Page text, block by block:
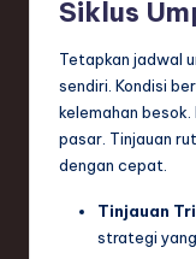
Siklus
Tetapkan jadwal
sendiri. Kondisi
kelemahan besok.
pasar. Tinjauan
dengan cepat.
Tinjauan
strategi